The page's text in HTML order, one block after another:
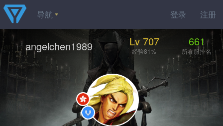
登录 注册
导航
angelchen1989 Lv 707
经验81%
661
所在服排名